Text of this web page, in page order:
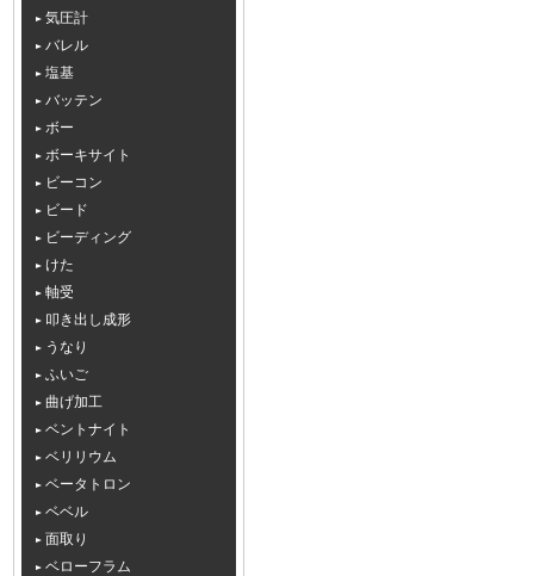
気圧計
バレル
塩基
バッテン
ボー
ボーキサイト
ビーコン
ビード
ビーディング
けた
軸受
叩き出し成形
うなり
ふいご
曲げ加工
ベントナイト
ベリリウム
ベータトロン
ベベル
面取り
ベローフラム